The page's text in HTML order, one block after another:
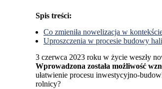
Spis treści:
Co zmieniła nowelizacja w
Uproszczenia w procesie budowy
3 czerwca 2023 roku w życie weszły
Wprowadzona została możliwość
ułatwienie procesu inwestycyjno-
rolnicy?